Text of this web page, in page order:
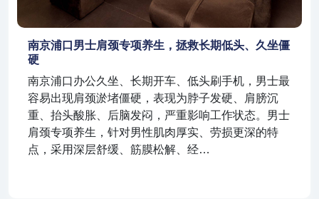
南京浦口男士肩颈专项养生，拯救长期低头、久坐僵
硬
南京浦口办公久坐、长期开车、低头刷手机，男士最
容易出现肩颈淤堵僵硬，表现为脖子发硬、肩膀沉
重、抬头酸胀、后脑发闷，严重影响工作状态。男士
肩颈专项养生，针对男性肌肉厚实、劳损更深的特
点，采用深层舒缓、筋膜松解、经…